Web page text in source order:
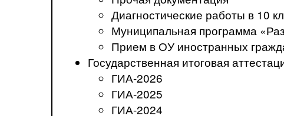
Диагностические работы в 10
Муниципальная программа
Прием в ОУ иностранных
Государственная итоговая
ГИА-2026
ГИА-2025
ГИА-2024